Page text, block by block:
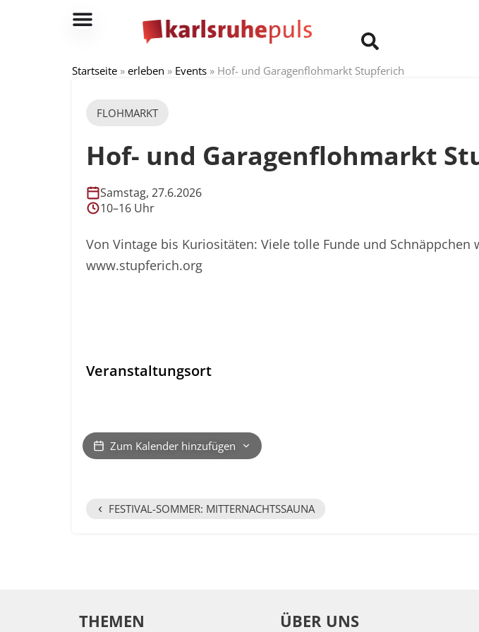
Startseite » erleben » Events » Hof- und Garagenflohmarkt Stupferich
FLOHMARKT
Hof- und Garagenflohmarkt
Samstag, 27.6.2026
10–16 Uhr
Von Vintage bis Kuriositäten: Viele tolle Funde und
www.stupferich.org
Veranstaltungsort
Zum Kalender hinzufügen
‹ FESTIVAL-SOMMER: MITTERNACHTSSAUNA
THEMEN ÜBER UNS